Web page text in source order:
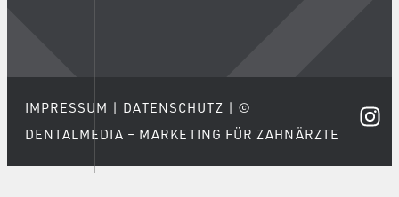
IMPRESSUM | DATENSCHUTZ | ©
DENTALMEDIA – MARKETING FÜR ZAHNÄRZTE